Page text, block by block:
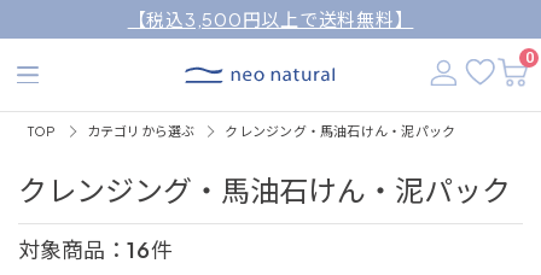
【税込3,500円以上で送料無料】
0
TOP カテゴリから選ぶ クレンジング・馬油石けん・泥パック
クレンジング・馬油石けん・泥パック
対象商品： 16件